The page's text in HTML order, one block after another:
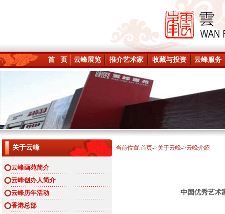
首 页 云峰展览 推介艺术家 收藏与投资 云峰服务
关于云峰
云峰画苑简介
云峰创办人简介
云峰历年活动
香港总部
当前位置:首页->关于云峰->云峰介绍
中国优秀艺术